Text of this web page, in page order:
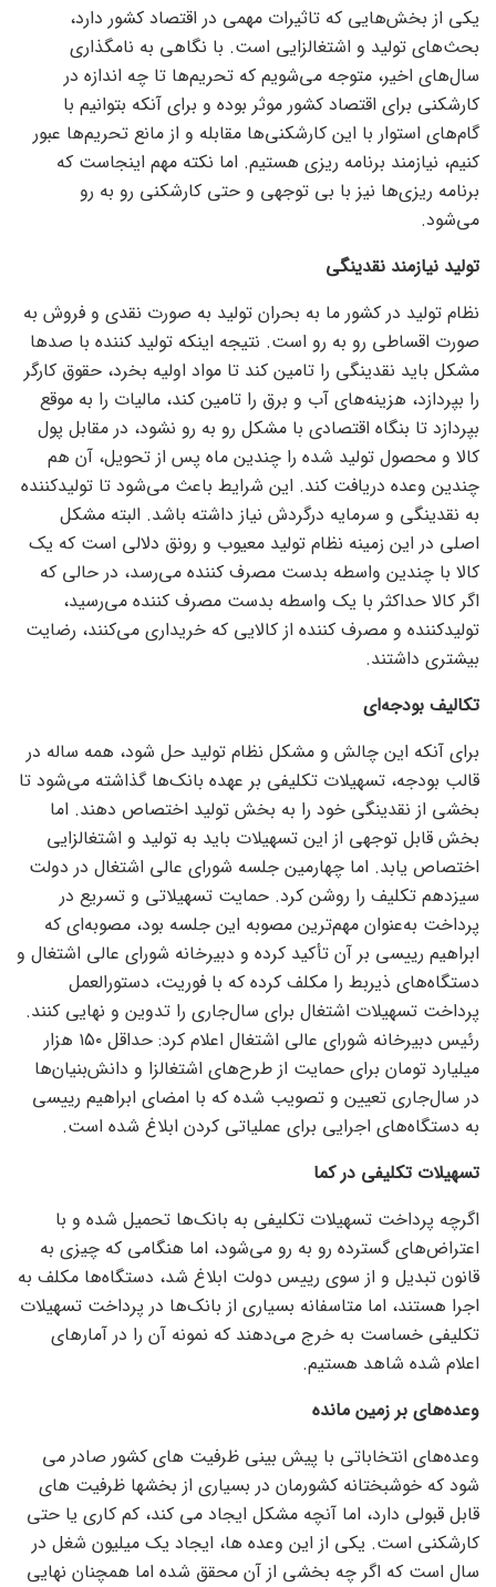
یکی از بخش‌هایی که تاثیرات مهمی در اقتصاد کشور دارد،
بحث‌های تولید و اشتغالزایی است. با نگاهی به نامگذاری
سال‌های اخیر، متوجه می‌شویم که تحریم‌ها تا چه اندازه در
کارشکنی برای اقتصاد کشور موثر بوده و برای آنکه بتوانیم با
گام‌های استوار با این کارشکنی‌ها مقابله و از مانع تحریم‌ها عبور
کنیم، نیازمند برنامه ریزی هستیم. اما نکته مهم اینجاست که
برنامه ریزی‌ها نیز با بی توجهی و حتی کارشکنی رو به رو
می‌شود.
تولید نیازمند نقدینگی
نظام تولید در کشور ما به بحران تولید به صورت نقدی و فروش به
صورت اقساطی رو به رو است. نتیجه اینکه تولید کننده با صد‌ها
مشکل باید نقدینگی را تامین کند تا مواد اولیه بخرد، حقوق کارگر
را بپردازد، هزینه‌های آب و برق را تامین کند، مالیات را به موقع
بپردازد تا بنگاه اقتصادی با مشکل رو به رو نشود، در مقابل پول
کالا و محصول تولید شده را چندین ماه پس از تحویل، آن هم
چندین وعده دریافت کند. این شرایط باعث می‌شود تا تولیدکننده
به نقدینگی و سرمایه درگردش نیاز داشته باشد. البته مشکل
اصلی در این زمینه نظام تولید معیوب و رونق دلالی است که یک
کالا با چندین واسطه بدست مصرف کننده می‌رسد، در حالی که
اگر کالا حداکثر با یک واسطه بدست مصرف کننده می‌رسید،
تولیدکننده و مصرف کننده از کالایی که خریداری می‌کنند، رضایت
بیشتری داشتند.
تکالیف بودجه‌ای
برای آنکه این چالش و مشکل نظام تولید حل شود، همه ساله در
قالب بودجه، تسهیلات تکلیفی بر عهده بانک‌ها گذاشته می‌شود تا
بخشی از نقدینگی خود را به بخش تولید اختصاص دهند. اما
بخش قابل توجهی از این تسهیلات باید به تولید و اشتغالزایی
اختصاص یابد. اما چهارمین جلسه شورای عالی اشتغال در دولت
سیزدهم تکلیف را روشن کرد. حمایت تسهیلاتی و تسریع در
پرداخت به‌عنوان مهم‌ترین مصوبه این جلسه بود، مصوبه‌ای که
ابراهیم رییسی بر آن تأکید کرده و دبیرخانه شورای عالی اشتغال و
دستگاه‌های ذیربط را مکلف کرده که با فوریت، دستور‌العمل
پرداخت تسهیلات اشتغال برای سال‌جاری را تدوین و نهایی کنند.
رئیس دبیرخانه شورای عالی اشتغال اعلام کرد: حداقل ۱۵۰ هزار
میلیارد تومان برای حمایت از طرح‌های اشتغالزا و دانش‌بنیان‌ها
در سال‌جاری تعیین و تصویب شده که با امضای ابراهیم رییسی
به دستگاه‌های اجرایی برای عملیاتی کردن ابلاغ شده است.
تسهیلات تکلیفی در کما
اگرچه پرداخت تسهیلات تکلیفی به بانک‌ها تحمیل شده و با
اعتراض‌های گسترده رو به رو می‌شود، اما هنگامی که چیزی به
قانون تبدیل و از سوی رییس دولت ابلاغ شد، دستگاه‌ها مکلف به
اجرا هستند، اما متاسفانه بسیاری از بانک‌ها در پرداخت تسهیلات
تکلیفی خساست به خرج می‌دهند که نمونه آن را در آمار‌های
اعلام شده شاهد هستیم.
وعده‌های بر زمین مانده
وعده‌های انتخاباتی با پیش بینی ظرفیت های کشور صادر می
شود که خوشبختانه کشورمان در بسیاری از بخشها ظرفیت های
قابل قبولی دارد، اما آنچه مشکل ایجاد می کند، کم کاری یا حتی
کارشکنی است. یکی از این وعده ها، ایجاد یک میلیون شغل در
سال است که اگر چه بخشی از آن محقق شده اما همچنان نهایی